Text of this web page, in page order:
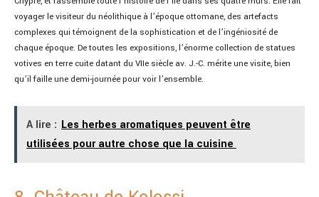
voyager le visiteur du néolithique à l’époque ottomane, des artefacts
complexes qui témoignent de la sophistication et de l’ingéniosité de
chaque époque. De toutes les expositions, l’énorme collection de statues
votives en terre cuite datant du VIIe siècle av. J.-C. mérite une visite, bien
qu’il faille une demi-journée pour voir l’ensemble.
A lire : Les herbes aromatiques peuvent être
utilisées pour autre chose que la cuisine